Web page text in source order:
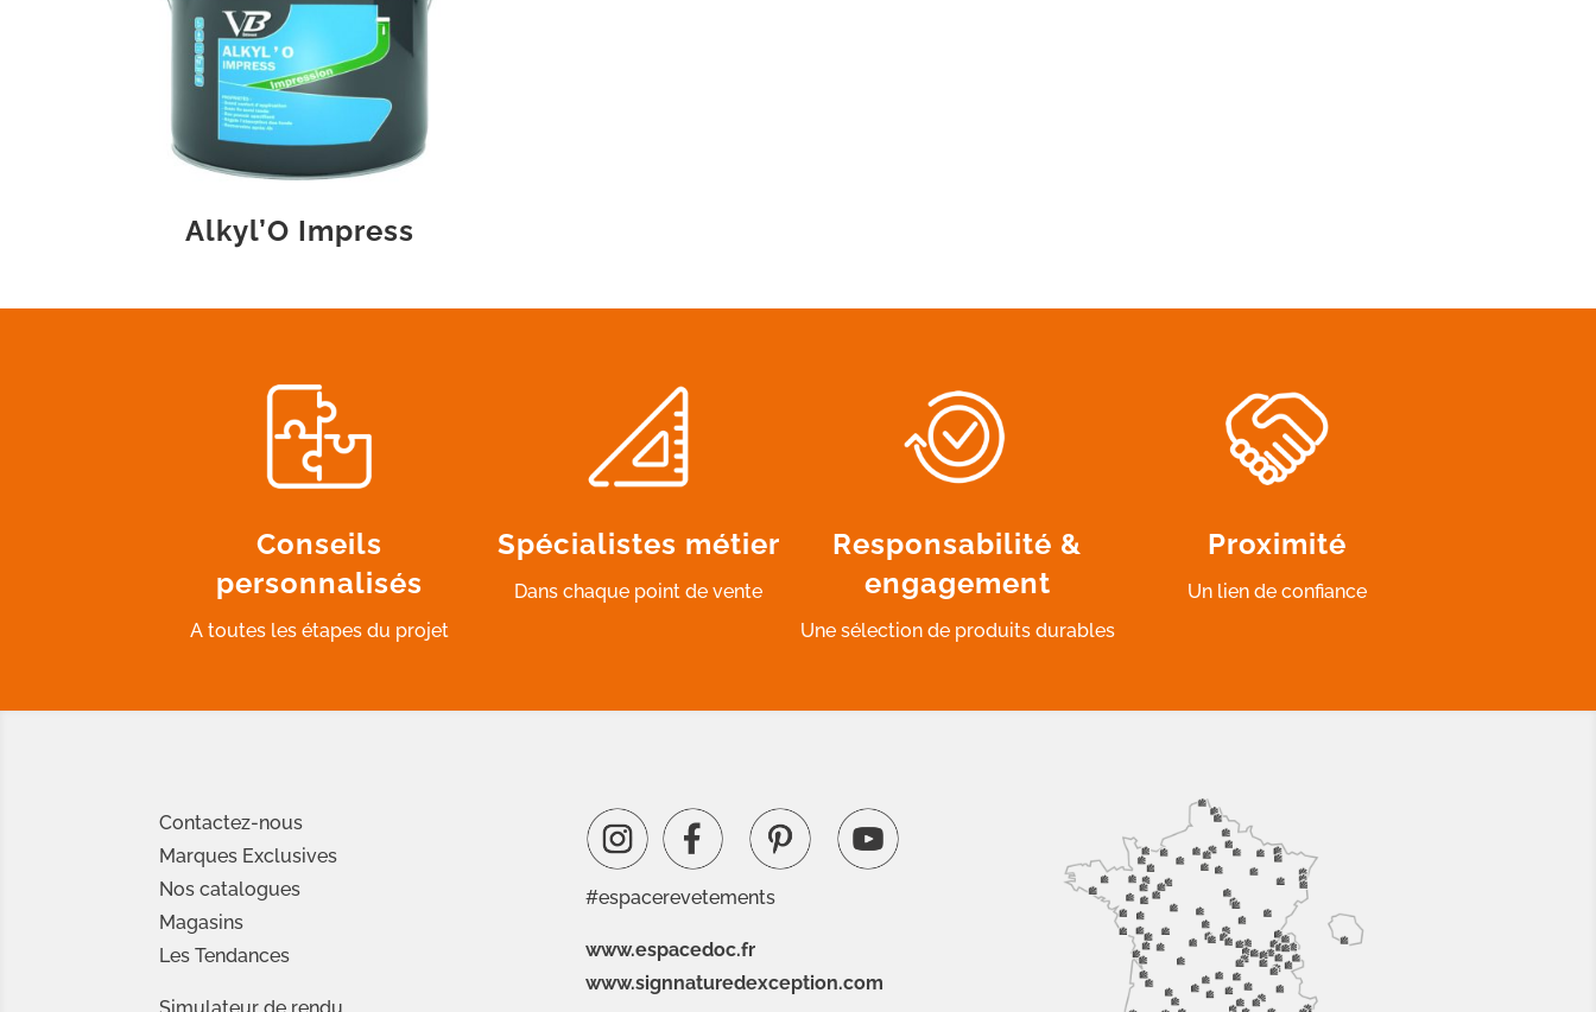
Alkyl’O Impress
Conseils
personnalisés
A toutes les étapes du projet
Spécialistes métier
Dans chaque point de vente
Responsabilité &
engagement
Une sélection de produits durables
Proximité
Un lien de confiance
Contactez-nous
Marques Exclusives
Nos catalogues
Magasins
Les Tendances
#espacerevetements
www.espacedoc.fr
www.signnaturedexception.com